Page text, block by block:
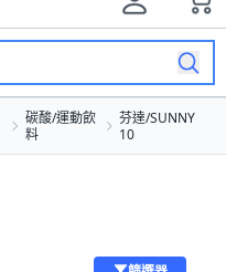
碳酸/運動飲
料
芬達/SUNNY
10